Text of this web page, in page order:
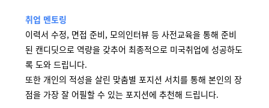
취업 멘토링
이력서 수정, 면접 준비, 모의인터뷰 등 사전교육을 통해 준비
된 캔디딧으로 역량을 갖추어 최종적으로 미국취업에 성공하도
록 도와 드립니다.
또한 개인의 적성을 살린 맞춤별 포지션 서치를 통해 본인의 장
점을 가장 잘 어필할 수 있는 포지션에 추천해 드립니다.